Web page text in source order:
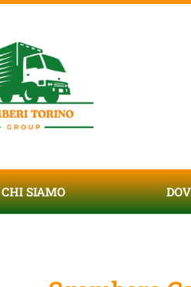
CHI SIAMO